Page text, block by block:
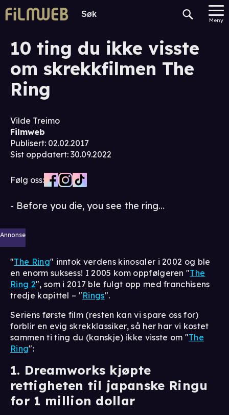
Meny
10 ting du ikke visste
om skrekkfilmen The
Ring
Vilde Treimo
Filmweb
Publisert: 02.02.2017
Sist oppdatert: 30.09.2022
Følg oss:
- Before you die, you see the ring…
Annonse
"The Ring" inntok verdens kinosaler i 2002 og ble
en enorm suksess! I 2005 kom oppfølgeren "The
Ring 2", som i 2017 ble fulgt opp med franchisens
tredje kapittel – "Rings".
Seriens første film (resten kan vi spare oss for)
forblir en evig skrekklassiker, så her har vi kostet
sammen ti ting du (kanskje) ikke visste om "The
Ring":
1. Dreamworks kjøpte
rettigheten til japanske Ringu
for 1 million dollar